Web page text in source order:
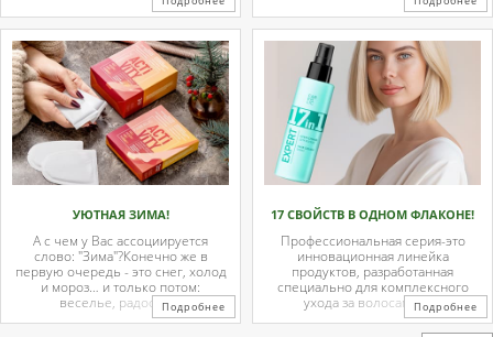
УЮТНАЯ ЗИМА!
А с чем у Вас ассоциируется
слово: "Зима"?Конечно же в
первую очередь - это снег, холод
и мороз… и только потом:
веселье, радость ...Подробнее
17 СВОЙСТВ В ОДНОМ ФЛАКОНЕ!
Профессиональная серия-это
инновационная линейка
продуктов, разработанная
специально для комплексного
ухода за волосами и ...Подробнее